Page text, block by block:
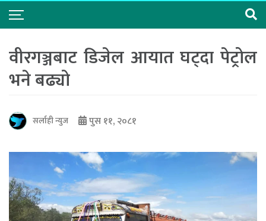
वीरगञ्जबाट डिजेल आयात घट्दा पेट्रोल
भने बढ्यो
सर्लाही न्युज पुस ११, २०८१